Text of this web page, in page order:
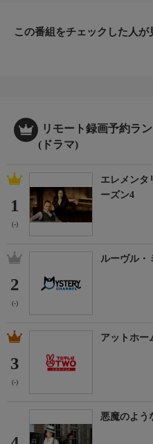
2003年初放送
この番組をチェックした人が
リモート録画予約ラ
(ドラマ)
1
(-)
エレメンタ
ーズン4
2
(-)
ルーヴル・
3
(-)
アットホー
悪魔のよう